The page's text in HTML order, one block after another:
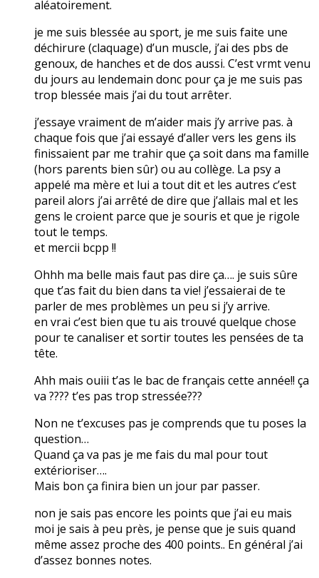
aléatoirement.
je me suis blessée au sport, je me suis faite une
déchirure (claquage) d’un muscle, j’ai des pbs de
genoux, de hanches et de dos aussi. C’est vrmt venu
du jours au lendemain donc pour ça je me suis pas
trop blessée mais j’ai du tout arrêter.
j’essaye vraiment de m’aider mais j’y arrive pas. à
chaque fois que j’ai essayé d’aller vers les gens ils
finissaient par me trahir que ça soit dans ma famille
(hors parents bien sûr) ou au collège. La psy a
appelé ma mère et lui a tout dit et les autres c’est
pareil alors j’ai arrêté de dire que j’allais mal et les
gens le croient parce que je souris et que je rigole
tout le temps.
et mercii bcpp !!
Ohhh ma belle mais faut pas dire ça…. je suis sûre
que t’as fait du bien dans ta vie! j’essaierai de te
parler de mes problèmes un peu si j’y arrive.
en vrai c’est bien que tu ais trouvé quelque chose
pour te canaliser et sortir toutes les pensées de ta
tête.
Ahh mais ouiii t’as le bac de français cette année!! ça
va ???? t’es pas trop stressée???
Non ne t’excuses pas je comprends que tu poses la
question…
Quand ça va pas je me fais du mal pour tout
extérioriser….
Mais bon ça finira bien un jour par passer.
non je sais pas encore les points que j’ai eu mais
moi je sais à peu près, je pense que je suis quand
même assez proche des 400 points.. En général j’ai
d’assez bonnes notes.